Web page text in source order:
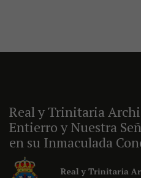
Real y Trinitaria
Entierro y Nuestra
en su Inmaculada